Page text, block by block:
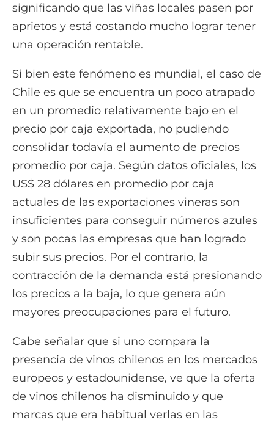
significando que las viñas locales pasen por
aprietos y está costando mucho lograr tener
una operación rentable.
Si bien este fenómeno es mundial, el caso de
Chile es que se encuentra un poco atrapado
en un promedio relativamente bajo en el
precio por caja exportada, no pudiendo
consolidar todavía el aumento de precios
promedio por caja. Según datos oficiales, los
US$ 28 dólares en promedio por caja
actuales de las exportaciones vineras son
insuficientes para conseguir números azules
y son pocas las empresas que han logrado
subir sus precios. Por el contrario, la
contracción de la demanda está presionando
los precios a la baja, lo que genera aún
mayores preocupaciones para el futuro.
Cabe señalar que si uno compara la
presencia de vinos chilenos en los mercados
europeos y estadounidense, ve que la oferta
de vinos chilenos ha disminuido y que
marcas que era habitual verlas en las